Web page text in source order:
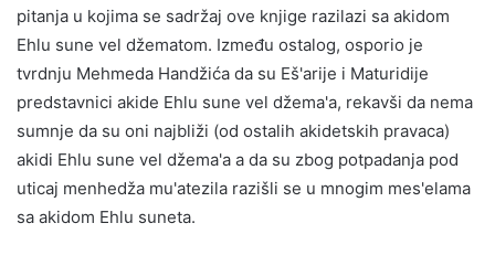
pitanja u kojima se sadržaj ove knjige razilazi sa akidom
Ehlu sune vel džematom. Između ostalog, osporio je
tvrdnju Mehmeda Handžića da su Eš'arije i Maturidije
predstavnici akide Ehlu sune vel džema'a, rekavši da nema
sumnje da su oni najbliži (od ostalih akidetskih pravaca)
akidi Ehlu sune vel džema'a a da su zbog potpadanja pod
uticaj menhedža mu'atezila razišli se u mnogim mes'elama
sa akidom Ehlu suneta.